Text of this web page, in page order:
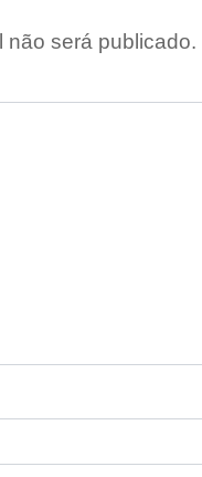
não será publicado.